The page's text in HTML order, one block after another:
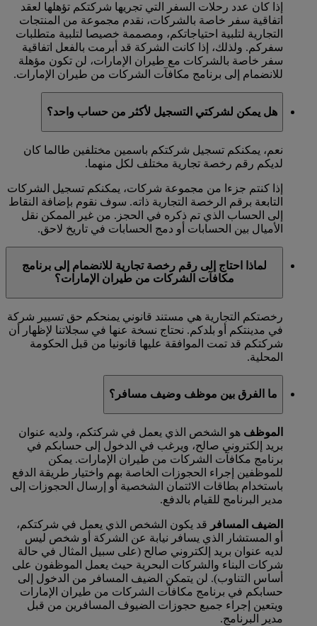
إذا كان عدد رحلات السفر التي تجريها شركتكم تؤهلها لعقد
اتفاقية سفر خاصة بالشركات، نقدم مجموعة من المنتجات
التجارية لتلبية احتياجاتكم، ومصممة خصيصا لتلبية متطلبات
سفركم. ولذلك، إذا كانت الشركة قد أبرمت بالفعل اتفاقية
سفر خاصة بالشركات مع طيران الإمارات، لن تكون مؤهلة
للانضمام إلى برنامج مكافآت الشركات من طيران الإمارات.
هل يمكن لشركتي التسجيل لأكثر من حساب واحد؟
نعم، يمكنكم تسجيل شركتكم باسمين مختلفين طالما كان
لديكم رقم رخصة تجارية مختلف لكل منهما.
إذا كنتم جزءا من مجموعة شركات، يمكنكم تسجيل الشركات
التابعة برقم الرخصة التجارية ذاته. سوف نقوم بإضافة النقاط
إلى الحساب الذي تم ذكره في الحجز. من غير الممكن نقل
الأميال بين الحسابات أو دمج الحسابات في تاريخ لاحق.
لماذا احتاج إلى رقم رخصة تجارية للانضمام إلى برنامج
مكافآت الشركات من طيران الإمارات؟
رخصتكم التجارية هي مستند قانوني يمنحكم حق تسيير شركة
في مدينتكم أو بلدكم. نحتاج نسخة عنها في سجلاتنا لإظهار أن
شركتكم قد تمت الموافقة عليها قانونيا من قبل الحكومة
المحلية.
ما الفرق بين موظف وضيف مسافر؟
الموظف هو الشخص الذي يعمل في شركتكم، ولديه عنوان
بريد إلكتروني صالح، ويرغب في الدخول إلى حسابكم في
برنامج مكافآت الشركات من طيران الإمارات. يمكن
للموظفين إجراء الحجوزات الخاصة بهم واختيار طريقة الدفع
باستخدام بطاقات الائتمان الشخصية أو إرسال الحجوزات إلى
مدير البرنامج للقيام بالدفع.
الضيف المسافر قد يكون الشخص الذي يعمل في شركتكم،
أو المستشار الذي يسافر نيابة عن الشركة أو شخص ليس
لديه عنوان بريد إلكتروني صالح (على سبيل المثال في حالة
شركات البناء والشركات البحرية حيث يعمل الموظفون على
أساس التناوب). لن يتمكن الضيف المسافر من الدخول إلى
حسابكم في برنامج مكافآت الشركات من طيران الإمارات
ويتعين إجراء جميع حجوزات الضيوف المسافرين من قبل
مدير البرنامج.